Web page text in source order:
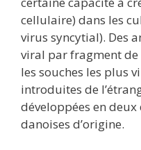
cellulaire) dans les
virus syncytial). Des
viral par fragment
les souches les plus
introduites de
développées en
danoises d’origine.